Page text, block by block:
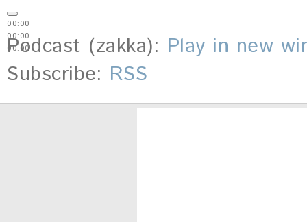
00:00
00:00
00:00
Podcast (zakka): Play in new
Subscribe: RSS